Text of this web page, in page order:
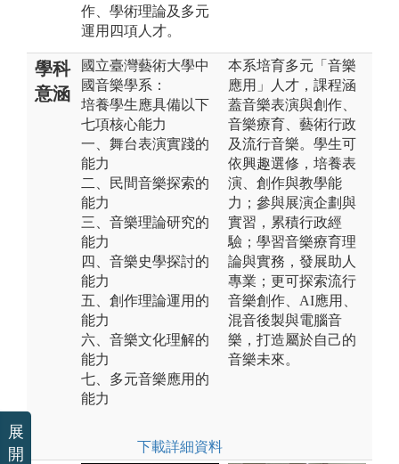
作、學術理論及多元
運用四項人才。
學科
意涵
國立臺灣藝術大學中
國音樂學系：
培養學生應具備以下
七項核心能力
一、舞台表演實踐的
能力
二、民間音樂探索的
能力
三、音樂理論研究的
能力
四、音樂史學探討的
能力
五、創作理論運用的
能力
六、音樂文化理解的
能力
七、多元音樂應用的
能力
下載詳細資料
本系培育多元「音樂
應用」人才，課程涵
蓋音樂表演與創作、
音樂療育、藝術行政
及流行音樂。學生可
依興趣選修，培養表
演、創作與教學能
力；參與展演企劃與
實習，累積行政經
驗；學習音樂療育理
論與實務，發展助人
專業；更可探索流行
音樂創作、AI應用、
混音後製與電腦音
樂，打造屬於自己的
音樂未來。
展
開